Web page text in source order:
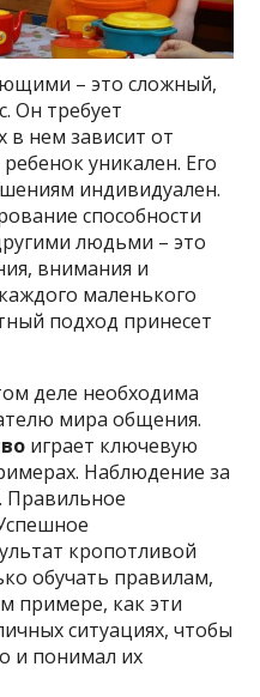
– это сложный,
Он требует
в нем зависит от
уникален. Его
индивидуален.
способности
людьми – это
внимания и
маленького
подход принесет
деле необходима
мира общения.
играет ключевую
Наблюдение за
Правильное
кропотливой
обучать правилам,
примере, как эти
ситуациях, чтобы
и понимал их